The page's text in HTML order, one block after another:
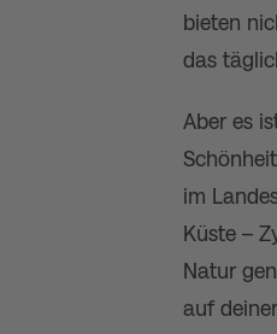
bieten
das
Aber es
im
Küste –
Natur
auf